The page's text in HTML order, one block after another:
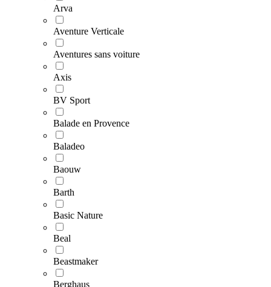
Arva
Aventure Verticale
Aventures sans voiture
Axis
BV Sport
Balade en Provence
Baladeo
Baouw
Barth
Basic Nature
Beal
Beastmaker
Berghaus